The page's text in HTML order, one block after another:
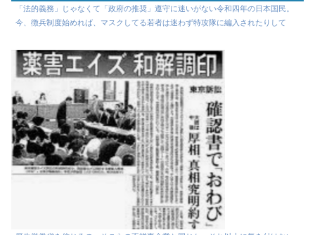
「法的義務」じゃなくて「政府の推奨」遵守に迷いがない令和四年の日本国民。
今、徴兵制度始めれば、マスクしてる若者は迷わず特攻隊に編入されたりして